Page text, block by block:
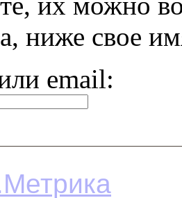
ниже свое
email: